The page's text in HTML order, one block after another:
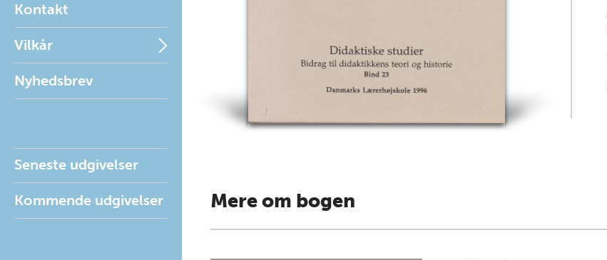
Kontakt
Vilkår
Nyhedsbrev
Seneste udgivelser
Kommende udgivelser Mere om bogen